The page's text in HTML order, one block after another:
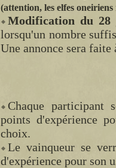
(attention, les elfes
Modification du
lorsqu'un nombre
Une annonce sera
Chaque participant
points d'expérience
choix.
Le vainqueur se
d'expérience pour son